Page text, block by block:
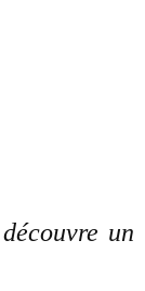
un